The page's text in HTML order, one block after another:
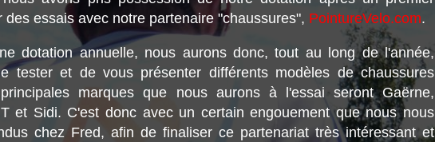
des essais avec notre partenaire "chaussures", PointureVelo.com.
dotation annuelle, nous aurons donc, tout au long de l'année,
tester et de vous présenter différents modèles de chaussures
marques que nous aurons à l'essai seront Gaërne,
et Sidi. C'est donc avec un certain engouement que nous nous
chez Fred, afin de finaliser ce partenariat très intéressant et